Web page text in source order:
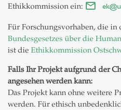
Ethikkommission ein:
ek@
Für Forschungsvorhaben, die in
Bundesgesetzes über die
ist die Ethikkommission
Falls Ihr Projekt aufgrund der
angesehen werden kann:
Das Projekt kann ohne weitere
werden. Für ethisch